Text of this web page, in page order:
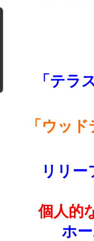
「テラ
「ウッ
リリ
個人的
ホ